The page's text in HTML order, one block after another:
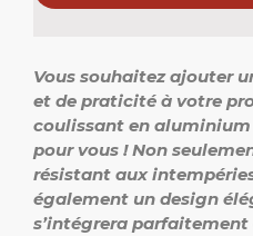
Vous souhaitez ajouter
et de praticité à votre
coulissant en
pour vous ! Non
résistant aux
également un design
s’intégrera